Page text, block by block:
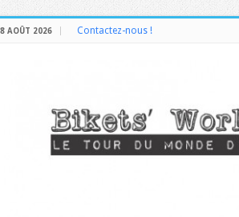
8 AOÛT 2026 Contactez-nous !